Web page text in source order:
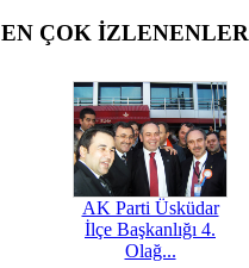
EN ÇOK İZLENENLER
AK Parti Üsküdar
İlçe Başkanlığı 4.
Olağ...